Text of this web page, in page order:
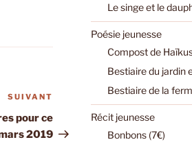
suivant
SUIVANT
pour ce
2019
Le singe et le
Poésie jeunesse
Compost de
Bestiaire du jardin
Bestiaire de la
Récit jeunesse
Bonbons (7€)